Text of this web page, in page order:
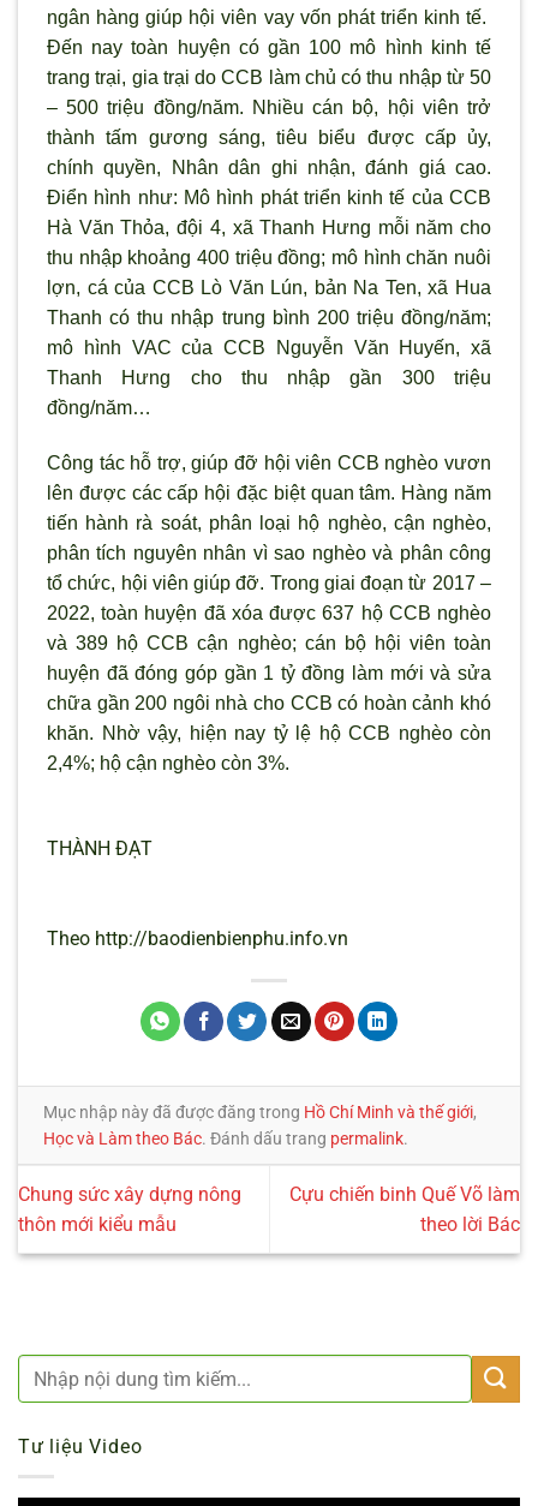
ngân hàng giúp hội viên vay vốn phát triển kinh tế.
Đến nay toàn huyện có gần 100 mô hình kinh tế
trang trại, gia trại do CCB làm chủ có thu nhập từ 50
– 500 triệu đồng/năm. Nhiều cán bộ, hội viên trở
thành tấm gương sáng, tiêu biểu được cấp ủy,
chính quyền, Nhân dân ghi nhận, đánh giá cao.
Điển hình như: Mô hình phát triển kinh tế của CCB
Hà Văn Thỏa, đội 4, xã Thanh Hưng mỗi năm cho
thu nhập khoảng 400 triệu đồng; mô hình chăn nuôi
lợn, cá của CCB Lò Văn Lún, bản Na Ten, xã Hua
Thanh có thu nhập trung bình 200 triệu đồng/năm;
mô hình VAC của CCB Nguyễn Văn Huyến, xã
Thanh Hưng cho thu nhập gần 300 triệu
đồng/năm…
Công tác hỗ trợ, giúp đỡ hội viên CCB nghèo vươn
lên được các cấp hội đặc biệt quan tâm. Hàng năm
tiến hành rà soát, phân loại hộ nghèo, cận nghèo,
phân tích nguyên nhân vì sao nghèo và phân công
tổ chức, hội viên giúp đỡ. Trong giai đoạn từ 2017 –
2022, toàn huyện đã xóa được 637 hộ CCB nghèo
và 389 hộ CCB cận nghèo; cán bộ hội viên toàn
huyện đã đóng góp gần 1 tỷ đồng làm mới và sửa
chữa gần 200 ngôi nhà cho CCB có hoàn cảnh khó
khăn. Nhờ vậy, hiện nay tỷ lệ hộ CCB nghèo còn
2,4%; hộ cận nghèo còn 3%.
THÀNH ĐẠT
Theo http://baodienbienphu.info.vn
Mục nhập này đã được đăng trong Hồ Chí Minh và thế giới,
Học và Làm theo Bác. Đánh dấu trang permalink.
Chung sức xây dựng nông
thôn mới kiểu mẫu
Cựu chiến binh Quế Võ làm
theo lời Bác
Tư liệu Video